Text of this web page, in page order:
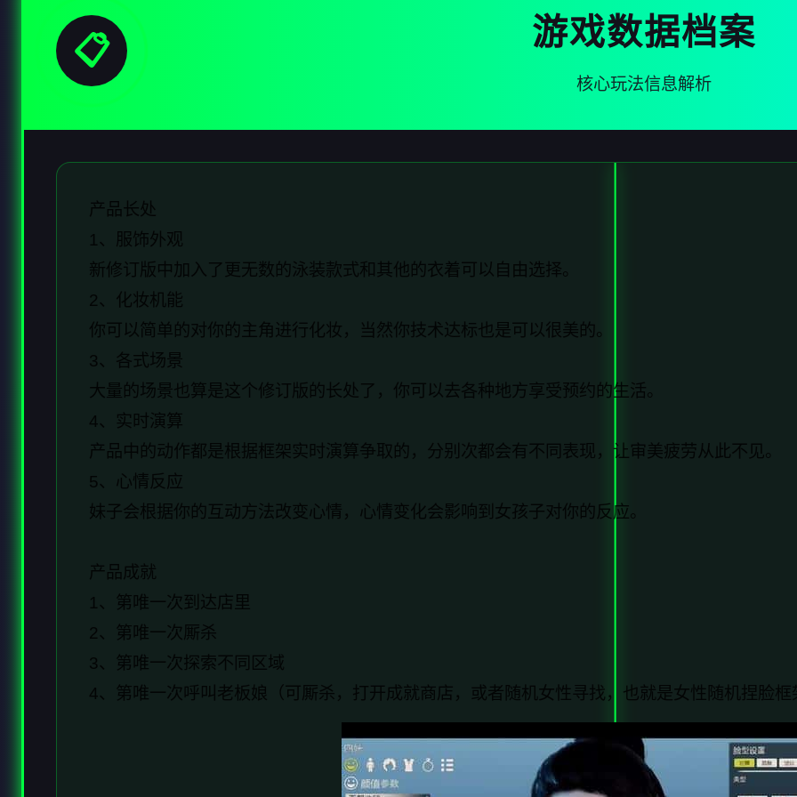
📋 游戏数据档案
核心玩法信息解析
产品长处
1、服饰外观
新修订版中加入了更无数的泳装款式和其他的衣着可以自由选择。
2、化妆机能
你可以简单的对你的主角进行化妆，当然你技术达标也是可以很美的。
3、各式场景
大量的场景也算是这个修订版的长处了，你可以去各种地方享受预约的生活。
4、实时演算
产品中的动作都是根据框架实时演算争取的，分别次都会有不同表现，让审美疲劳从此不见。
5、心情反应
妹子会根据你的互动方法改变心情，心情变化会影响到女孩子对你的反应。
产品成就
1、第唯一次到达店里
2、第唯一次厮杀
3、第唯一次探索不同区域
4、第唯一次呼叫老板娘（可厮杀，打开成就商店，或者随机女性寻找，也就是女性随机捏脸框